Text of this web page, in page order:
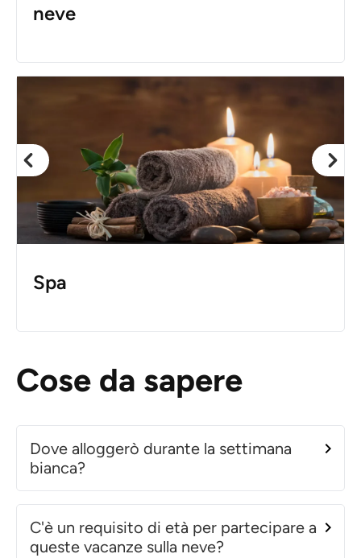
neve
Spa
Cose da sapere
Dove alloggerò durante la settimana
bianca?
C'è un requisito di età per partecipare a
queste vacanze sulla neve?